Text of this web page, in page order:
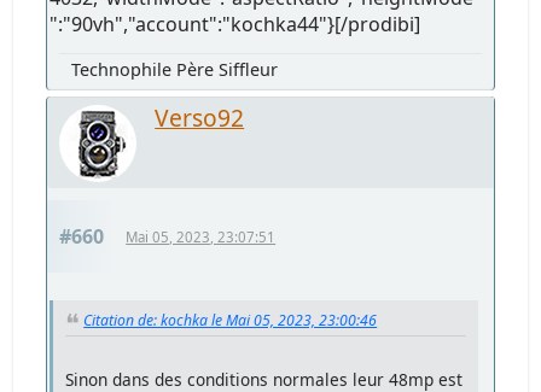
":"90vh","account":"kochka44"}[/prodibi]
Technophile Père Siffleur
Verso92
#660 Mai 05, 2023, 23:07:51
Citation de: kochka le Mai 05, 2023, 23:00:46
Sinon dans des conditions normales leur 48mp est